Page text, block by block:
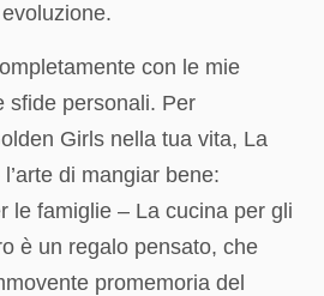
con le mie
sfide personali. Per
Girls nella tua vita, La
di mangiar bene:
le famiglie – La cucina per gli
è un regalo pensato, che
promemoria del